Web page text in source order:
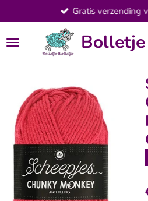
direct
naar
de
Gratis verzending